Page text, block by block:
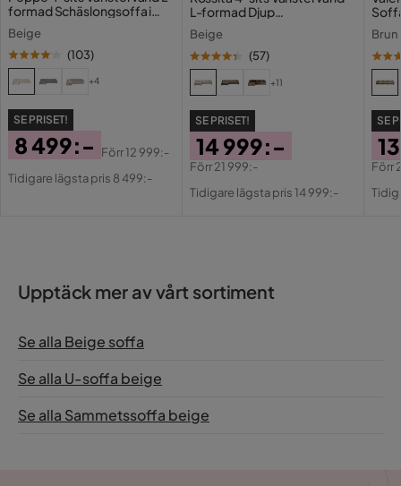
Övrigt
Färgnamn Beige
Färg ben Svart
Vikt
Fotpall ingår Nej
Form
Serie
Orientering/Sida
formad Schäslongsoffa i
Manchester
Beige
(103)
+4
SE PRISET!
Pris
8 499:-
Original
Förr12 999:-
Tidigare lägsta pris 8 499:-
L-formad Djup
Schäslongsoffa i Tyg
Beige
(57)
+11
SE PRISET!
Pris
14 999:-
Original
Förr21 999:-
Tidigare lägsta pris 14 999:-
Brun
SE
Förr
Upptäck mer av vårt sortiment
Se alla Beige soffa
Se alla U-soffa beige
Se alla Sammetssoffa beige